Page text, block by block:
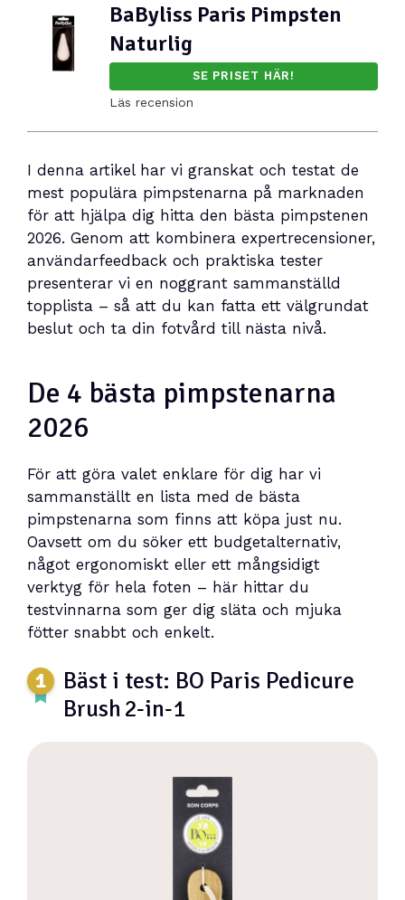
BaByliss Paris Pimpsten
Naturlig
SE PRISET HÄR!
Läs recension
I denna artikel har vi granskat och testat de
mest populära pimpstenarna på marknaden
för att hjälpa dig hitta den bästa pimpstenen
2026. Genom att kombinera expertrecensioner,
användarfeedback och praktiska tester
presenterar vi en noggrant sammanställd
topplista – så att du kan fatta ett välgrundat
beslut och ta din fotvård till nästa nivå.
De 4 bästa pimpstenarna
2026
För att göra valet enklare för dig har vi
sammanställt en lista med de bästa
pimpstenarna som finns att köpa just nu.
Oavsett om du söker ett budgetalternativ,
något ergonomiskt eller ett mångsidigt
verktyg för hela foten – här hittar du
testvinnarna som ger dig släta och mjuka
fötter snabbt och enkelt.
Bäst i test: BO Paris Pedicure
Brush 2‑in‑1